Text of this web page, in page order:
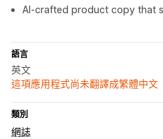
AI-crafted product copy that
語言
英文
這項應用程式尚未翻譯成繁體中文
類別
網誌